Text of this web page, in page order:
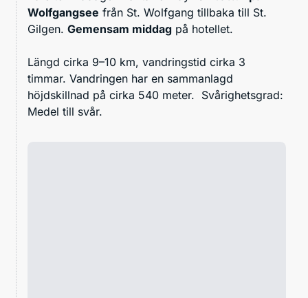
Wolfgangsee från St. Wolfgang tillbaka till St.
Gilgen. Gemensam middag på hotellet.
Längd cirka 9–10 km, vandringstid cirka 3
timmar. Vandringen har en sammanlagd
höjdskillnad på cirka 540 meter. Svårighetsgrad:
Medel till svår.